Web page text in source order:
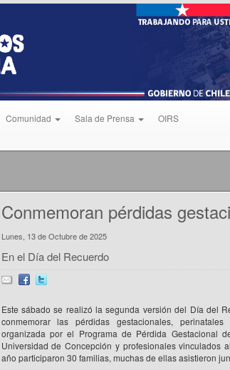
Comunidad Sala de Prensa OIRS
Conmemoran pérdidas
Lunes, 13 de Octubre de 2025
En el Día del Recuerdo
Este sábado se realizó la segunda versión del Día del
conmemorar las pérdidas gestacionales,
organizada por el Programa de Pérdida Gestacional
Universidad de Concepción y profesionales vinculados
año participaron 30 familias, muchas de ellas asistieron